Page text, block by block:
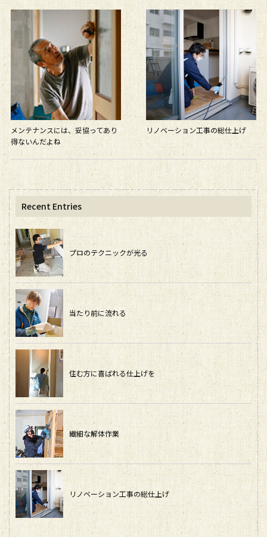
メンテナンスには、妥協ってあり
得ないんだよね
リノベーション工事の総仕上げ
Recent Entries
プロのテクニックが光る
当たり前に流れる
住む方に喜ばれる仕上げを
繊細な解体作業
リノベーション工事の総仕上げ